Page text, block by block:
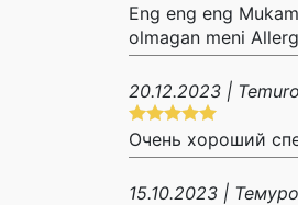
Eng eng eng
olmagan meni
20.12.2023 |
Очень хороший
15.10.2023 |